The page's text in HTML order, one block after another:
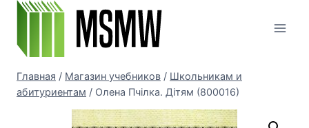
Перейти
содержимому
Главная / Магазин учебников / Школьникам и
абитуриентам / Олена Пчілка. Дітям (800016)